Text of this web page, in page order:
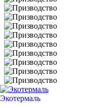
Экотермаль